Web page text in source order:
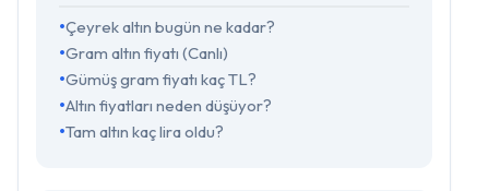
Çeyrek altın bugün ne kadar?
Gram altın fiyatı (Canlı)
Gümüş gram fiyatı kaç TL?
Altın fiyatları neden düşüyor?
Tam altın kaç lira oldu?